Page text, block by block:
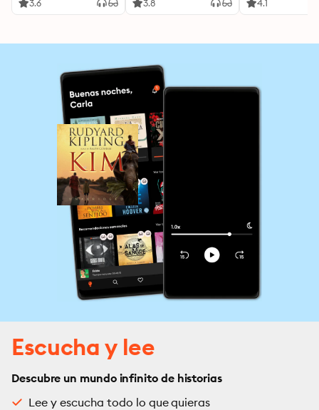
3.6 3.8 4.1
Escucha y lee
Descubre un mundo infinito de historias
Lee y escucha todo lo que quieras